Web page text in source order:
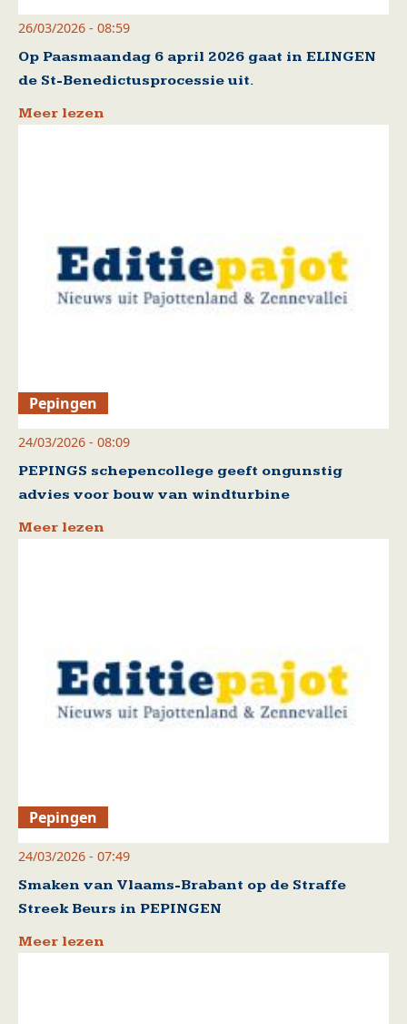
26/03/2026 - 08:59
Op Paasmaandag 6 april 2026 gaat in ELINGEN
de St-Benedictusprocessie uit.
Meer lezen
Pepingen
24/03/2026 - 08:09
PEPINGS schepencollege geeft ongunstig
advies voor bouw van windturbine
Meer lezen
Pepingen
24/03/2026 - 07:49
Smaken van Vlaams-Brabant op de Straffe
Streek Beurs in PEPINGEN
Meer lezen